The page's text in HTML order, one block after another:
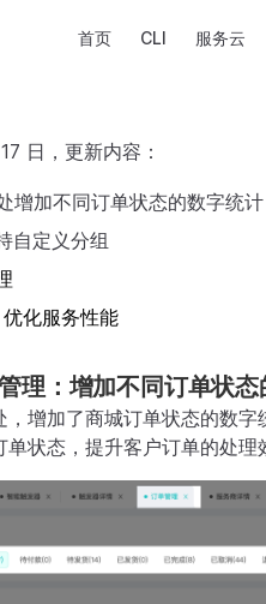
首页 CLI 服务云
日，更新内容：
增加不同订单状态的数字统计
自定义分组
化服务性能
理：增加不同订单状
增加了商城订单状态的数
状态，提升客户订单的处理